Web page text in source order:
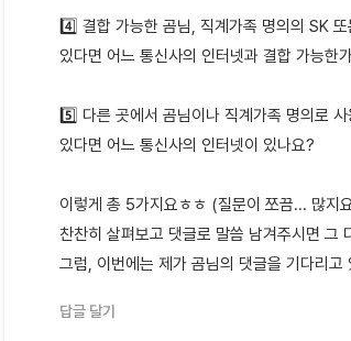
4️⃣ 결합 가능한 곰님, 직계가족 명의의 SK
있다면 어느 통신사의 인터넷과 결합 가능한
5️⃣ 다른 곳에서 곰님이나 직계가족 명의로
있다면 어느 통신사의 인터넷이 있나요?
이렇게 총 5가지요ㅎㅎ (질문이 쪼끔... 많지
찬찬히 살펴보고 댓글로 말씀 남겨주시면 그
그럼, 이번에는 제가 곰님의 댓글을 기다리고
답글 달기